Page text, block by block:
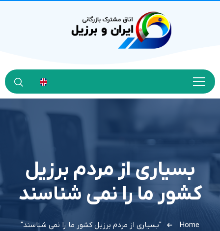
بسیاری از مردم برزیل
کشور ما را نمی شناسند
Home "بسیاری از مردم برزیل کشور ما را نمی شناسند"